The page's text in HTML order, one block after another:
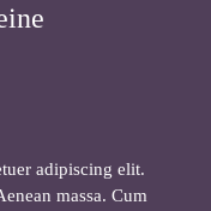
adipiscing elit.
massa. Cum